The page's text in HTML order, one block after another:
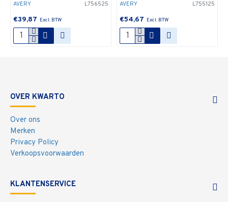
AVERY L756525
€39,87
AVERY L755125
€54,67
OVER KWARTO
Over ons
Merken
Privacy Policy
Verkoopsvoorwaarden
KLANTENSERVICE